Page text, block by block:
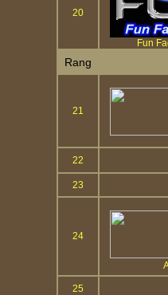
20
Fun
Rang
21
22
23
24
25